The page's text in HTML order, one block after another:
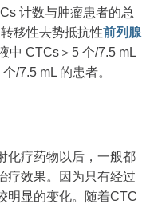
计数与肿瘤患者的总
移性去势抵抗性前列腺
中 CTCs＞5 个/7.5 mL
/7.5 mL 的患者。
化疗药物以后，一般都
疗效果。因为只有经过
明显的变化。随着CTC